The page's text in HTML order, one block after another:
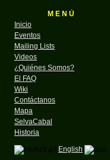
M E N Ú
Inicio
Eventos
Mailing Lists
Videos
¿Quiénes Somos?
El FAQ
Wiki
Contáctanos
Mapa
SelvaCabal
Historia
English